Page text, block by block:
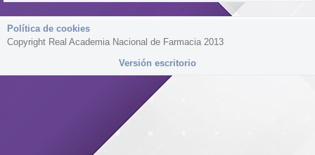
Política de cookies
Copyright Real Academia Nacional de Farmacia 2013
Versión escritorio